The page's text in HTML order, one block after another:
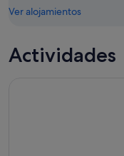
16
Ver alojamientos
Actividades